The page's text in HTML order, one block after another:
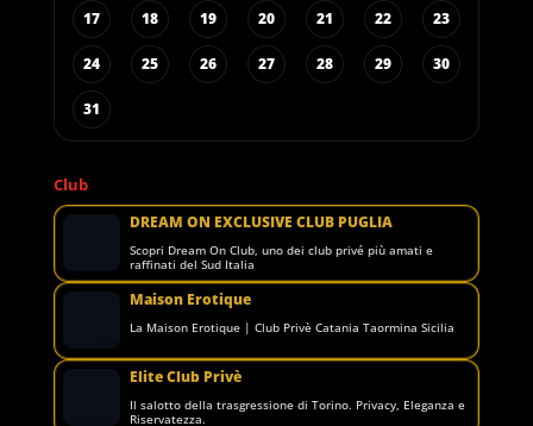
17 18 19 20 21 22 23
24 25 26 27 28 29 30
31
Club
DREAM ON EXCLUSIVE CLUB PUGLIA
Scopri Dream On Club, uno dei club privé più amati e
raffinati del Sud Italia
Maison Erotique
La Maison Erotique | Club Privè Catania Taormina Sicilia
Elite Club Privè
Il salotto della trasgressione di Torino. Privacy, Eleganza e
Riservatezza.